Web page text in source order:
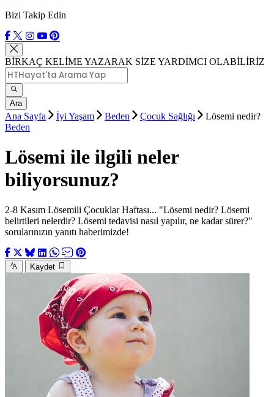
Bizi Takip Edin
BİRKAÇ KELİME YAZARAK SİZE YARDIMCI OLABİLİRİZ
Ara
Ana Sayfa İyi Yaşam Beden Çocuk Sağlığı
Lösemi nedir?
Beden
Lösemi ile ilgili neler
biliyorsunuz?
2-8 Kasım Lösemili Çocuklar Haftası... "Lösemi nedir? Lösemi
belirtileri nelerdir? Lösemi tedavisi nasıl yapılır, ne kadar sürer?"
sorularınızın yanıtı haberimizde!
Kaydet